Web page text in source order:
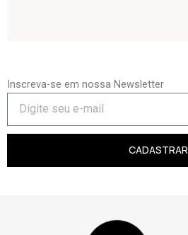
Inscreva-se em nossa Newsletter
CADASTRAR